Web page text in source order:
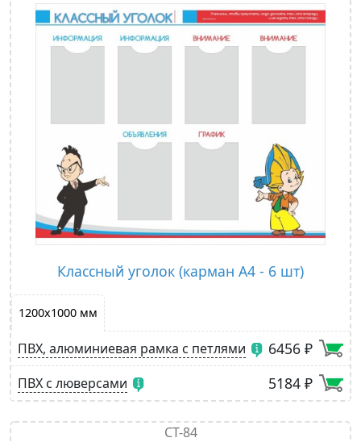
Классный уголок (карман A4 - 6 шт)
1200х1000 мм
ПВХ, алюминиевая рамка с петлями 6456 ₽
ПВХ с люверсами 5184 ₽
СТ-84